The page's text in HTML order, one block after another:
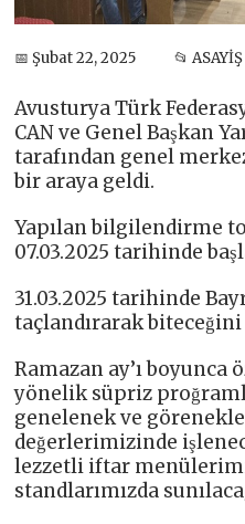
📅 Şubat 22, 2025 📂 ASAYİŞ
Avusturya Türk
CAN ve Genel Başkan
tarafından genel
bir araya geldi.
Yapılan bilgilendirme
07.03.2025 tarihinde
31.03.2025 tarihinde
taçlandırarak biteceğini
Ramazan ay’ı boyunca
yönelik süpriz
genelenek ve
değerlerimizinde
lezzetli iftar
standlarımızda